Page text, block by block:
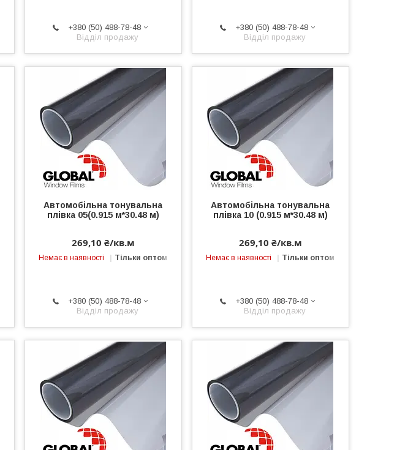
+380 (50) 488-78-48
Відділ продажу
+380 (50) 488-78-48
Відділ продажу
Автомобільна тонувальна
плівка 05(0.915 м*30.48 м)
269,10 ₴/кв.м
Немає в наявності Тільки оптом
+380 (50) 488-78-48
Відділ продажу
Автомобільна тонувальна
плівка 10 (0.915 м*30.48 м)
269,10 ₴/кв.м
Немає в наявності Тільки оптом
+380 (50) 488-78-48
Відділ продажу